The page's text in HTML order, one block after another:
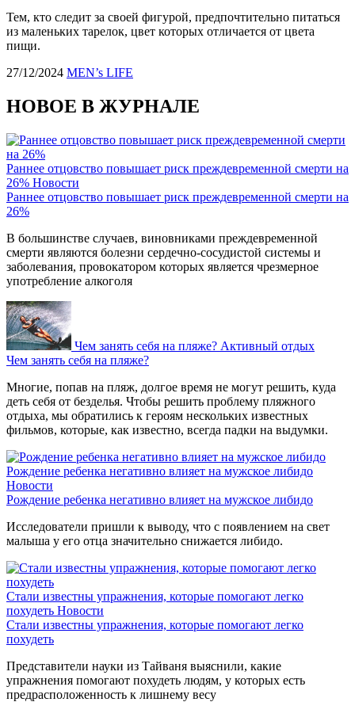
Тем, кто следит за своей фигурой, предпочтительно питаться
из маленьких тарелок, цвет которых отличается от цвета
пищи.
27/12/2024 MEN’s LIFE
НОВОЕ В ЖУРНАЛЕ
Раннее отцовство повышает риск преждевременной смерти на
26% Новости
Раннее отцовство повышает риск преждевременной смерти на
26%
В большинстве случаев, виновниками преждевременной
смерти являются болезни сердечно-сосудистой системы и
заболевания, провокатором которых является чрезмерное
употребление алкоголя
Чем занять себя на пляже? Активный отдых
Чем занять себя на пляже?
Многие, попав на пляж, долгое время не могут решить, куда
деть себя от безделья. Чтобы решить проблему пляжного
отдыха, мы обратились к героям нескольких известных
фильмов, которые, как известно, всегда падки на выдумки.
Рождение ребенка негативно влияет на мужское либидо
Новости
Рождение ребенка негативно влияет на мужское либидо
Исследователи пришли к выводу, что с появлением на свет
малыша у его отца значительно снижается либидо.
Стали известны упражнения, которые помогают легко
похудеть Новости
Стали известны упражнения, которые помогают легко
похудеть
Представители науки из Тайваня выяснили, какие
упражнения помогают похудеть людям, у которых есть
предрасположенность к лишнему весу